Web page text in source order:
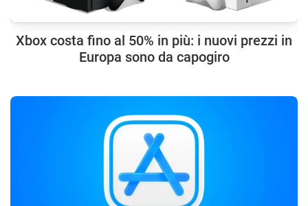
Xbox costa fino al 50% in più: i nuovi prezzi in
Europa sono da capogiro